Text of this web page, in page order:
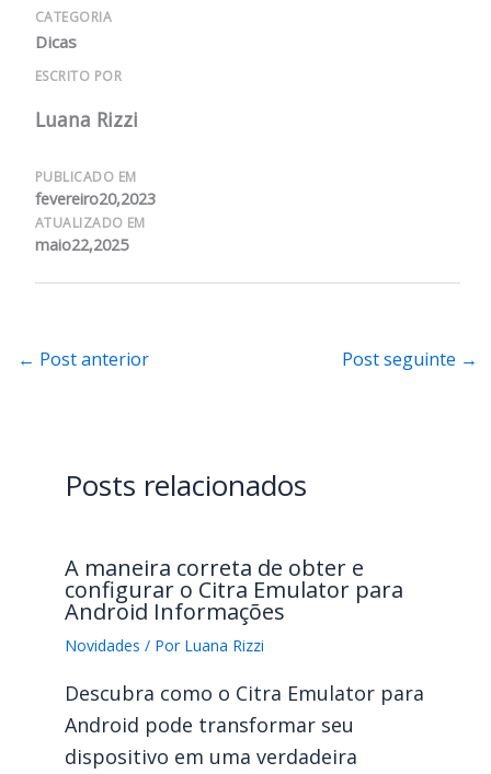
CATEGORIA
Dicas
ESCRITO POR
Luana Rizzi
PUBLICADO EM
fevereiro20,2023
ATUALIZADO EM
maio22,2025
← Post anterior Post seguinte →
Posts relacionados
A maneira correta de obter e
configurar o Citra Emulator para
Android Informações
Novidades / Por Luana Rizzi
Descubra como o Citra Emulator para
Android pode transformar seu
dispositivo em uma verdadeira